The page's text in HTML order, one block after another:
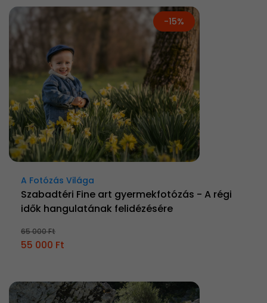
-15%
A Fotózás Világa
Szabadtéri Fine art gyermekfotózás - A régi
idők hangulatának felidézésére
65 000 Ft
55 000 Ft